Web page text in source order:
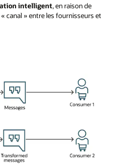
intelligent, en raison de
canal » entre les fournisseurs et